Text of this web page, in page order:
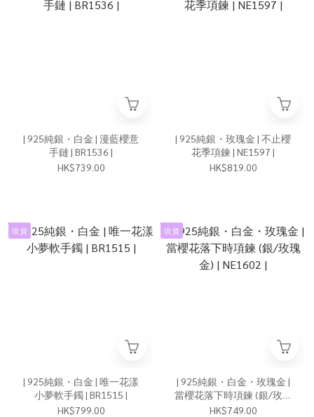
| 925純銀・白金 | 漫藍櫻意
手鏈 | BR1536 |
HK$739.00
| 925純銀・玫瑰金 | 不止櫻
花季項鍊 | NE1597 |
HK$819.00
現 貨
| 925純銀・白金 | 唯一花漾
小夢軟手鐲 | BR1515 |
HK$799.00
現 貨
| 925純銀・白金・玫瑰金 |
當櫻花落下時項鍊 (銀/玫瑰
金) | NE1602 |
HK$749.00